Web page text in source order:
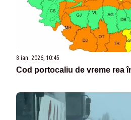
8 ian. 2026, 10:45
Cod portocaliu de vreme rea